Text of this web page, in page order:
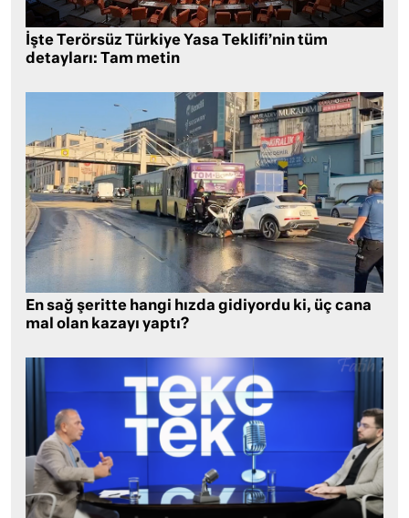
İşte Terörsüz Türkiye Yasa Teklifi’nin tüm
detayları: Tam metin
En sağ şeritte hangi hızda gidiyordu ki, üç cana
mal olan kazayı yaptı?